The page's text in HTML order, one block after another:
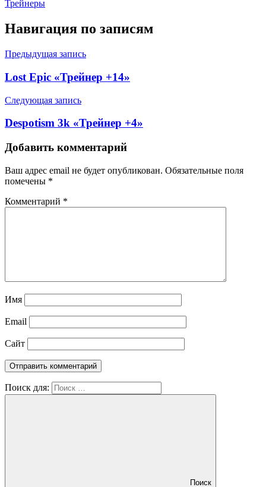
Трейнеры
Навигация по записям
Предыдущая запись
Lost Epic «Трейнер +14»
Следующая запись
Despotism 3k «Трейнер +4»
Добавить комментарий
Ваш адрес email не будет опубликован. Обязательные поля
помечены *
Комментарий *
Имя
Email
Сайт
Поиск для:
Поиск